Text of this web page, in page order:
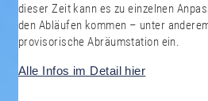
dieser Zeit kann es zu einzelnen
den Abläufen kommen – unter
provisorische Abräumstation ein.
Alle Infos im Detail hier